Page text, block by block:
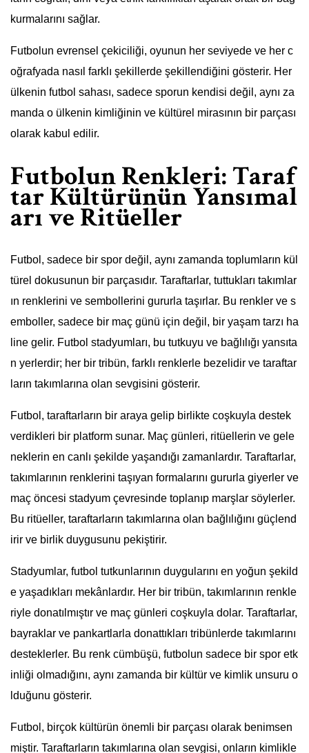
kurmalarını sağlar.
Futbolun evrensel çekiciliği, oyunun her seviyede ve her c
oğrafyada nasıl farklı şekillerde şekillendiğini gösterir. Her
ülkenin futbol sahası, sadece sporun kendisi değil, aynı za
manda o ülkenin kimliğinin ve kültürel mirasının bir parçası
olarak kabul edilir.
Futbolun Renkleri: Taraf
tar Kültürünün Yansımal
arı ve Ritüeller
Futbol, sadece bir spor değil, aynı zamanda toplumların kül
türel dokusunun bir parçasıdır. Taraftarlar, tuttukları takımlar
ın renklerini ve sembollerini gururla taşırlar. Bu renkler ve s
emboller, sadece bir maç günü için değil, bir yaşam tarzı ha
line gelir. Futbol stadyumları, bu tutkuyu ve bağlılığı yansıta
n yerlerdir; her bir tribün, farklı renklerle bezelidir ve taraftar
ların takımlarına olan sevgisini gösterir.
Futbol, taraftarların bir araya gelip birlikte coşkuyla destek
verdikleri bir platform sunar. Maç günleri, ritüellerin ve gele
neklerin en canlı şekilde yaşandığı zamanlardır. Taraftarlar,
takımlarının renklerini taşıyan formalarını gururla giyerler ve
maç öncesi stadyum çevresinde toplanıp marşlar söylerler.
Bu ritüeller, taraftarların takımlarına olan bağlılığını güçlend
irir ve birlik duygusunu pekiştirir.
Stadyumlar, futbol tutkunlarının duygularını en yoğun şekild
e yaşadıkları mekânlardır. Her bir tribün, takımlarının renkle
riyle donatılmıştır ve maç günleri coşkuyla dolar. Taraftarlar,
bayraklar ve pankartlarla donattıkları tribünlerde takımlarını
desteklerler. Bu renk cümbüşü, futbolun sadece bir spor etk
inliği olmadığını, aynı zamanda bir kültür ve kimlik unsuru o
lduğunu gösterir.
Futbol, birçok kültürün önemli bir parçası olarak benimsen
miştir. Taraftarların takımlarına olan sevgisi, onların kimlikle